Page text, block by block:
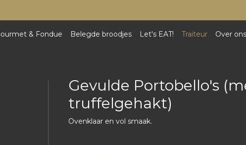
& Fondue Belegde broodjes Let's EAT! Traiteur Over ons
Gevulde Portobello's
truffelgehakt)
Ovenklaar en vol smaak.